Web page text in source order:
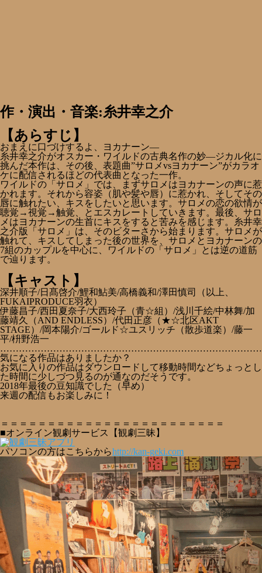
作・演出・音楽:糸井幸之介
【あらすじ】
おまえに口づけするよ、ヨカナーン―
糸井幸之介がオスカー・ワイルドの古典名作の妙―ジカル化に
挑んだ本作は、その後、表題曲”サロメvsヨカナーン”がカラオ
ケに配信されるほどの代表曲となった一作。
ワイルドの「サロメ」では、まずサロメはヨカナーンの声に惹
かれます。それから容姿（肌や髪や唇）に惹かれ、そしてその
唇に触れたい、キスをしたいと思います。サロメの恋の欲情が
聴覚→視覚→触覚、とエスカレートしていきます。最後、サロ
メはヨカナーンの生首にキスをすると苦みを感じます。糸井幸
之介版「サロメ」は、そのビターさから始まります。サロメが
触れて、キスしてしまった後の世界を、サロメとヨカナーンの
7組のカップルを中心に、ワイルドの「サロメ」とは逆の道筋
で辿ります。
【キャスト】
深井順子/日髙啓介/鯉和鮎美/高橋義和/澤田慎司（以上、
FUKAIPRODUCE羽衣）
伊藤昌子/西田夏奈子/大西玲子（青☆組）/浅川千絵/中林舞/加
藤靖久（AND ENDLESS）/代田正彦（★☆北区AKT
STAGE）/岡本陽介/ゴールド☆ユスリッチ（散歩道楽）/藤一
平/枡野浩一
気になる作品はありましたか？
お気に入りの作品はダウンロードして移動時間などちょっとし
た時間に少しづつ見るのが通なのだそうです。
2018年最後の豆知識でした（早め）
来週の配信もお楽しみに！
＝＝＝＝＝＝＝＝＝＝＝＝＝＝＝＝＝＝＝＝＝＝＝＝
■オンライン観劇サービス【観劇三昧】
パソコンの方はこちらからhttp://kan-geki.com